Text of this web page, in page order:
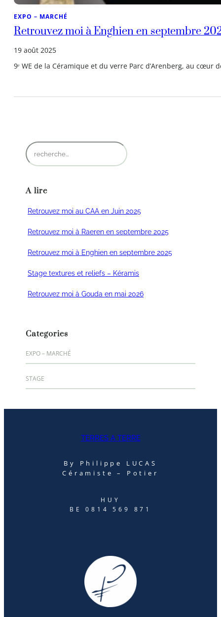
EXPO – MARCHÉ
Retrouvez moi à Enghien en septembre
19 août 2025
9ᵉ WE de la Céramique et du verre Parc d’Arenberg, au
R
e
e
c
e
A lire
Retrouvez moi au CAA en Juin 2025
Retrouvez moi à Raeren en septembre 2025
Retrouvez moi à Enghien en septembre 2025
Stage textures et reliefs – Kéramis
Retrouvez moi à Gouda en mai 2026
Categories
EXPO – MARCHÉ
STAGE
TERRES A TERRE
By Philippe LUCAS
Céramiste – Potier
HUY
BE 0814 569 871